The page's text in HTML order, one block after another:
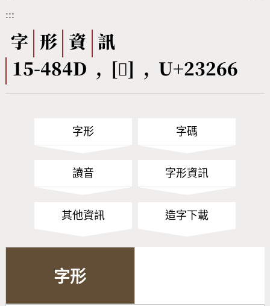
筆順序查詢
CNS查詢 Unicode查詢
字形下載
熱門查詢統計
:::
字 形 資
訊
15-484D , [𣉦] , U+23266
字形 字碼
讀音 字形資訊
其他資訊 造字下載
字形